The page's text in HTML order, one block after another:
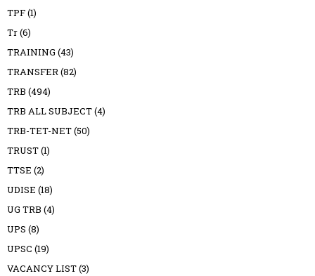
TPF(1)
Tr(6)
TRAINING (43)
TRANSFER(82)
TRB (494)
TRB ALL SUBJECT(4)
TRB-TET-NET(50)
TRUST(1)
TTSE (2)
UDISE (18)
UG TRB (4)
UPS (8)
UPSC (19)
VACANCY LIST(3)